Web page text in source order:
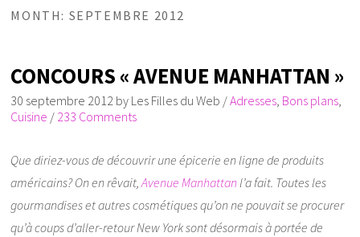
MONTH: SEPTEMBRE 2012
CONCOURS « AVENUE MANHATTAN »
30 septembre 2012 by Les Filles du Web /Adresses, Bons plans,
Cuisine / 233 Comments
Que diriez-vous de découvrir une épicerie en ligne de produits
américains? On en rêvait,Avenue Manhattanl’a fait. Toutes les
gourmandises et autres cosmétiques qu’on ne pouvait se procurer
qu’à coups d’aller-retour New York sont désormais à portée de